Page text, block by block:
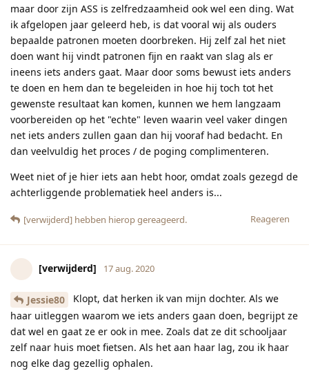
maar door zijn ASS is zelfredzaamheid ook wel een ding. Wat
ik afgelopen jaar geleerd heb, is dat vooral wij als ouders
bepaalde patronen moeten doorbreken. Hij zelf zal het niet
doen want hij vindt patronen fijn en raakt van slag als er
ineens iets anders gaat. Maar door soms bewust iets anders
te doen en hem dan te begeleiden in hoe hij toch tot het
gewenste resultaat kan komen, kunnen we hem langzaam
voorbereiden op het "echte" leven waarin veel vaker dingen
net iets anders zullen gaan dan hij vooraf had bedacht. En
dan veelvuldig het proces / de poging complimenteren.
Weet niet of je hier iets aan hebt hoor, omdat zoals gezegd de
achterliggende problematiek heel anders is...
Reageren
[verwijderd] hebben hierop gereageerd.
[verwijderd] 17 aug. 2020
Jessie80
Klopt, dat herken ik van mijn dochter. Als we
haar uitleggen waarom we iets anders gaan doen, begrijpt ze
dat wel en gaat ze er ook in mee. Zoals dat ze dit schooljaar
zelf naar huis moet fietsen. Als het aan haar lag, zou ik haar
nog elke dag gezellig ophalen.